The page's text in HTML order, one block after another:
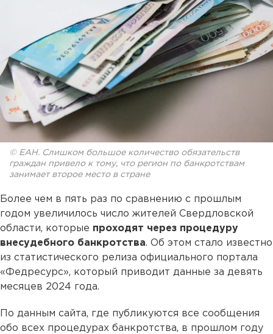
© ЕАН. Слишком большое количество обязательств
граждан привело к тому, что регион по банкротствам
занимает второе место в стране
Более чем в пять раз по сравнению с прошлым
годом увеличилось число жителей Свердловской
области, которые проходят через процедуру
внесудебного банкротства. Об этом стало известно
из статистического релиза официального портала
«Федресурс», который приводит данные за девять
месяцев 2024 года.
По данным сайта, где публикуются все сообщения
обо всех процедурах банкротства, в прошлом году